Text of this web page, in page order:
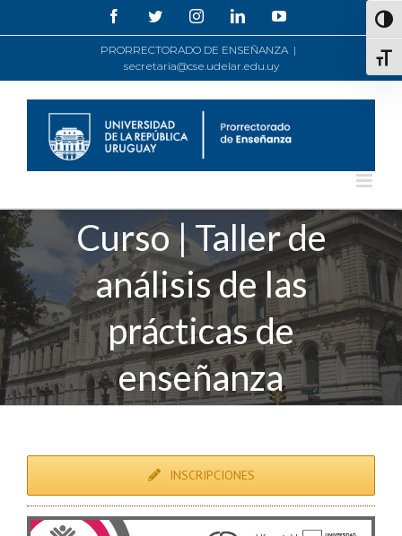
FacebookTwitterInstagramLinkedInYouTube
PRORRECTORADO DE ENSEÑANZA |
secretaria@cse.udelar.edu.uy
Curso | Taller de
análisis de las
prácticas de
enseñanza
INSCRIPCIONES